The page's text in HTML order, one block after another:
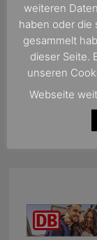
weiteren
haben oder die
gesammelt
dieser Seite.
unseren
Webseite